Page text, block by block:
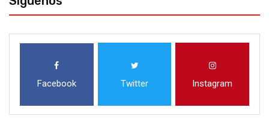
Facebook Twitter Instagram